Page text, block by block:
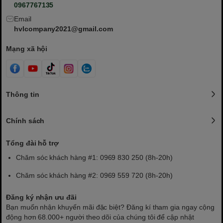
0967767135
Email
hvlcompany2021@gmail.com
Mạng xã hội
Thông tin
Chính sách
Tổng đài hỗ trợ
Chăm sóc khách hàng #1: 0969 830 250 (8h-20h)
Chăm sóc khách hàng #2: 0969 559 720 (8h-20h)
Đăng ký nhận ưu đãi
Bạn muốn nhận khuyến mãi đặc biệt? Đăng kí tham gia ngay cộng
động hơn 68.000+ người theo dõi của chúng tôi để cập nhật